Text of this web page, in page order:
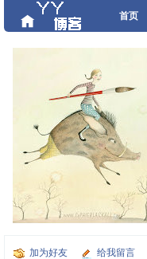
首页
加为好友
给我留言